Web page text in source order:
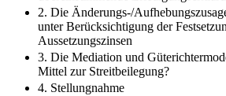
2. Die Änderungs-/
unter Berücksichtigung der
Aussetzungszinsen
3. Die Mediation und
Mittel zur Streitbeilegung?
4. Stellungnahme